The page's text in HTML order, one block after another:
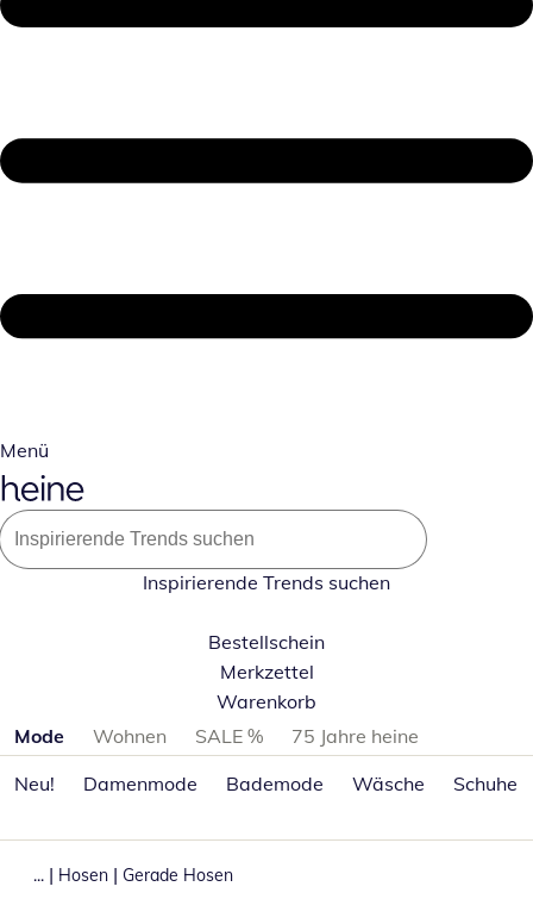
Menü
Inspirierende Trends suchen
Bestellschein
Merkzettel
Warenkorb
Produktkategorien überspringen
Mode Wohnen SALE %
75 Jahre heine
Neu!
Damenmode Bademode Wäsche Schuhe
... | Hosen | Gerade Hosen